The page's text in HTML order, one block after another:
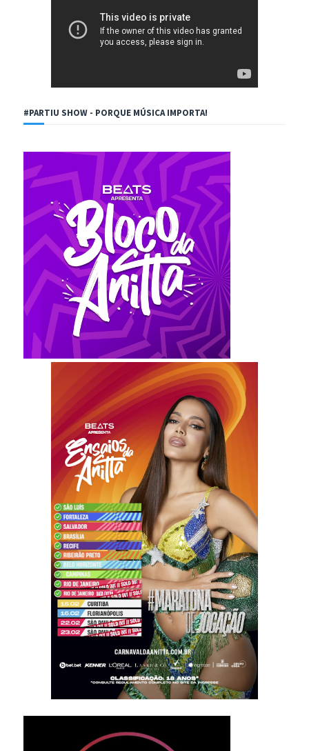
#PARTIU SHOW - PORQUE MÚSICA IMPORTA!